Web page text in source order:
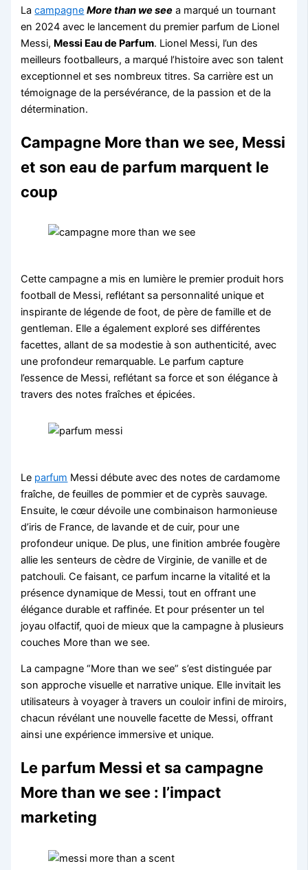
Lacampagne More than we see a marqué un tournant
en 2024 avec le lancement du premier parfum de Lionel
Messi, Messi Eau de Parfum. Lionel Messi, l’un des
meilleurs footballeurs, a marqué l’histoire avec son talent
exceptionnel et ses nombreux titres. Sa carrière est un
témoignage de la persévérance, de la passion et de la
détermination.
Campagne More than we see, Messi
et son eau de parfum marquent le
coup
Cette campagne a mis en lumière le premier produit hors
football de Messi, reflétant sa personnalité unique et
inspirante de légende de foot, de père de famille et de
gentleman. Elle a également exploré ses différentes
facettes, allant de sa modestie à son authenticité, avec
une profondeur remarquable. Le parfum capture
l’essence de Messi, reflétant sa force et son élégance à
travers des notes fraîches et épicées.
Le parfum Messi débute avec des notes de cardamome
fraîche, de feuilles de pommier et de cyprès sauvage.
Ensuite, le cœur dévoile une combinaison harmonieuse
d’iris de France, de lavande et de cuir, pour une
profondeur unique. De plus, une finition ambrée fougère
allie les senteurs de cèdre de Virginie, de vanille et de
patchouli. Ce faisant, ce parfum incarne la vitalité et la
présence dynamique de Messi, tout en offrant une
élégance durable et raffinée. Et pour présenter un tel
joyau olfactif, quoi de mieux que la campagne à plusieurs
couches More than we see.
La campagne “More than we see” s’est distinguée par
son approche visuelle et narrative unique. Elle invitait les
utilisateurs à voyager à travers un couloir infini de miroirs,
chacun révélant une nouvelle facette de Messi, offrant
ainsi une expérience immersive et unique.
Le parfum Messi et sa campagne
More than we see : l’impact
marketing